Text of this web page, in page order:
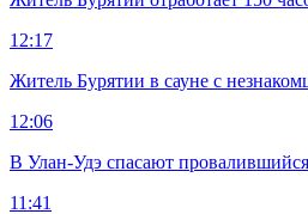
12:17
Житель Бурятии в сауне с
12:06
В Улан-Удэ спасают
11:41